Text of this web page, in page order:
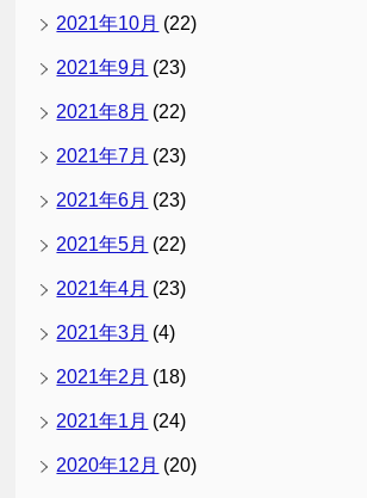
2021年10月 (22)
2021年9月 (23)
2021年8月 (22)
2021年7月 (23)
2021年6月 (23)
2021年5月 (22)
2021年4月 (23)
2021年3月 (4)
2021年2月 (18)
2021年1月 (24)
2020年12月 (20)